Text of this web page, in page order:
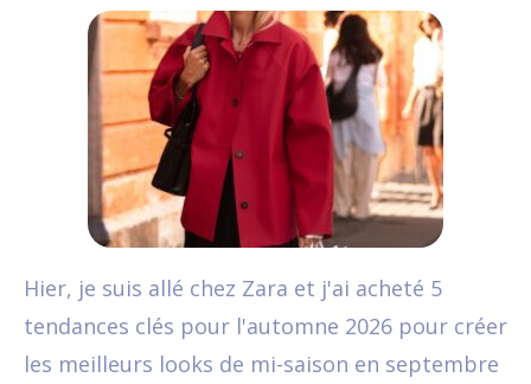
Hier, je suis allé chez Zara et j'ai acheté 5
tendances clés pour l'automne 2026 pour créer
les meilleurs looks de mi-saison en septembre